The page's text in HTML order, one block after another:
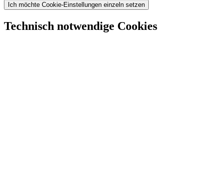
Ich möchte Cookie-Einstellungen einzeln setzen
Technisch notwendige Cookies